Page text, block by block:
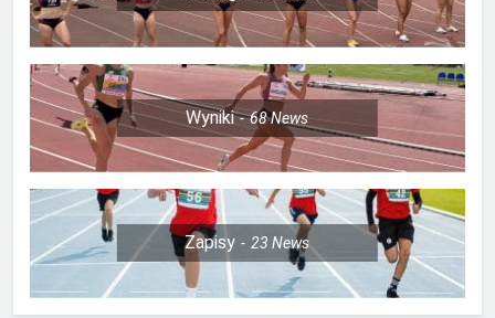
Wyniki 68News
Zapisy 23News